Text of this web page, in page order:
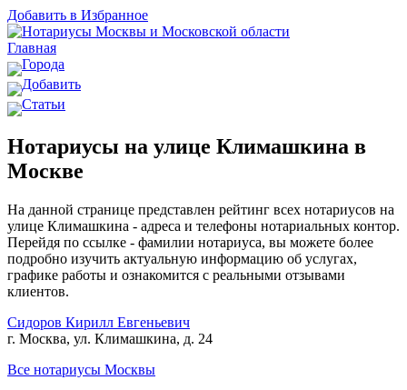
Добавить в Избранное
Главная
Города
Добавить
Статьи
Нотариусы на улице Климашкина в
Москве
На данной странице представлен рейтинг всех нотариусов на
улице Климашкина - адреса и телефоны нотариальных контор.
Перейдя по ссылке - фамилии нотариуса, вы можете более
подробно изучить актуальную информацию об услугах,
графике работы и ознакомится с реальными отзывами
клиентов.
Сидоров Кирилл Евгеньевич
г. Москва, ул. Климашкина, д. 24
Все нотариусы Москвы